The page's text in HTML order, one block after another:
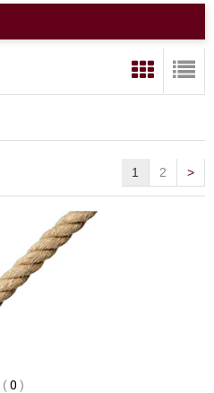
1 2 >
(0 )